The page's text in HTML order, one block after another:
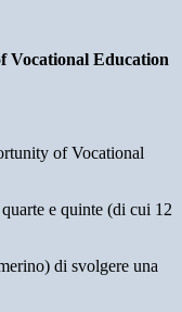
Vocational Education
of Vocational
e quinte (di cui 12
di svolgere una